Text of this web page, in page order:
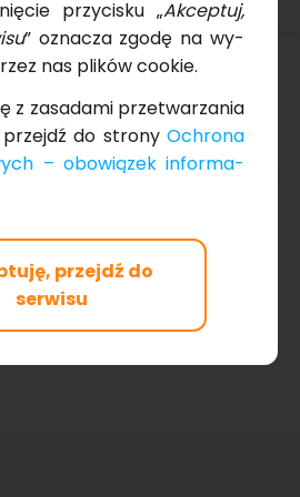
przy­ci­sku „Ak­cep­tuj,
” ozna­cza zgodę na wy­
nas pli­ków co­okie.
z za­sa­da­mi prze­twa­rza­nia
do stro­ny Ochro­na
– obo­wią­zek in­for­ma­
przejdź do
serwisu